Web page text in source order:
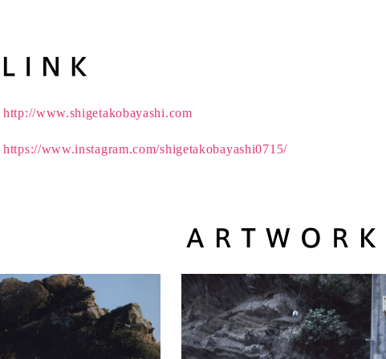
http://www.shigetakobayashi.com
https://www.instagram.com/shigetakobayashi0715/